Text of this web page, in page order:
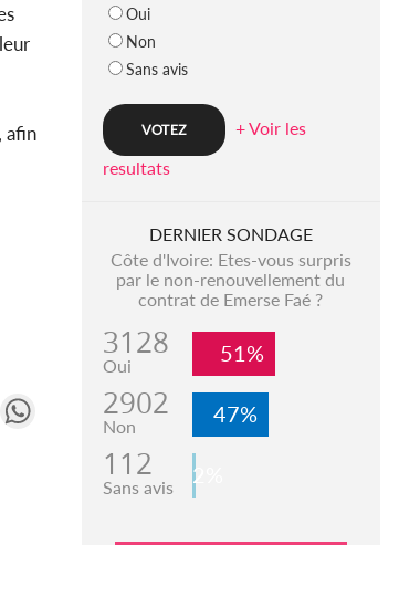
afin
MessengerWhatsApp
Oui
Non
Sans avis
+ Voir les
resultats
DERNIER SONDAGE
Côte d'Ivoire: Etes-vous surpris
par le non-renouvellement du
contrat de Emerse Faé ?
3128
Oui 51%
2902
Non 47%
112
Sans avis 2%